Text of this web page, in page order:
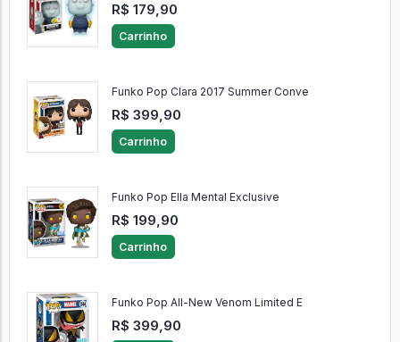
R$ 179,90
Carrinho
Funko Pop Clara 2017 Summer Conve
R$ 399,90
Carrinho
Funko Pop Ella Mental Exclusive
R$ 199,90
Carrinho
Funko Pop All-New Venom Limited E
R$ 399,90